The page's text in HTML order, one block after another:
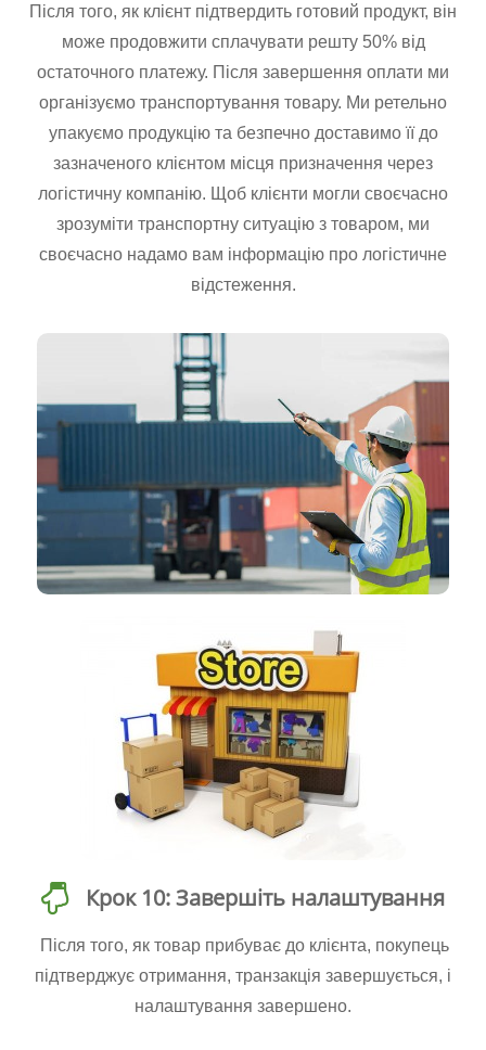
Після того, як клієнт підтвердить готовий продукт, він
може продовжити сплачувати решту 50% від
остаточного платежу. Після завершення оплати ми
організуємо транспортування товару. Ми ретельно
упакуємо продукцію та безпечно доставимо її до
зазначеного клієнтом місця призначення через
логістичну компанію. Щоб клієнти могли своєчасно
зрозуміти транспортну ситуацію з товаром, ми
своєчасно надамо вам інформацію про логістичне
відстеження.
Крок 10: Завершіть налаштування
Після того, як товар прибуває до клієнта, покупець
підтверджує отримання, транзакція завершується, і
налаштування завершено.